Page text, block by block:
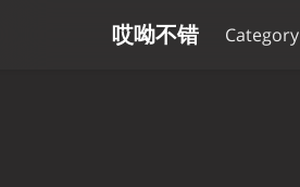
哎呦不错 Category